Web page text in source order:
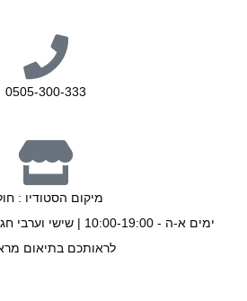
0505-300-333
מיקום הסטודיו :
לראותכם בתיאום